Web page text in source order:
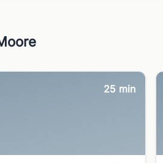
25 min